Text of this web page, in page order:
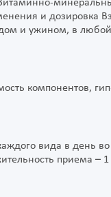
и дозировка
и ужином, в
компонентов,
вида в день
приема –